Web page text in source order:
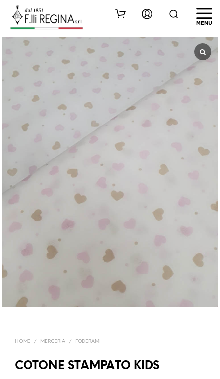
HOME / MERCERIA / FODERAMI
COTONE STAMPATO KIDS